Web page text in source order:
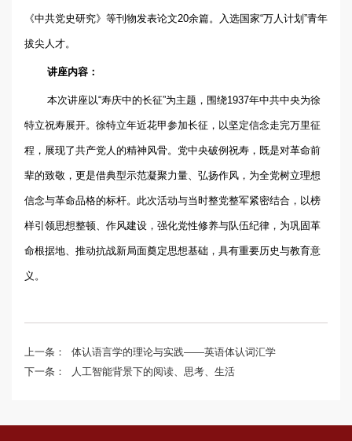
《中共党史研究》等刊物发表论文20余篇。入选国家“万人计划”青年
拔尖人才。
讲座内容：
本次讲座以“寿庆中的长征”为主题，围绕1937年中共中央为徐
特立祝寿展开。徐特立年近花甲参加长征，以坚定信念走完万里征
程，展现了共产党人的精神风骨。党中央破例祝寿，既是对革命前
辈的致敬，更是借典型示范凝聚力量、弘扬作风，为全党树立理想
信念与革命品格的标杆。此次活动与当时整党整军紧密结合，以榜
样引领思想整顿、作风建设，强化党性修养与队伍纪律，为巩固革
命根据地、推动抗战新局面奠定思想基础，具有重要历史与教育意
义。
上一条：
体认语言学的理论与实践——英语体认词汇学
下一条：
人工智能背景下的阅读、思考、生活